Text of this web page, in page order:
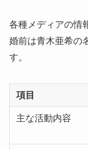
各種メディアの情
婚前は青木亜希の
す。
項目
主な活動内容